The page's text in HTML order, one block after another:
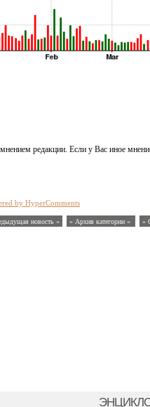
редакции. Если у Вас иное
by HyperComments
новость « » Архив категории « »